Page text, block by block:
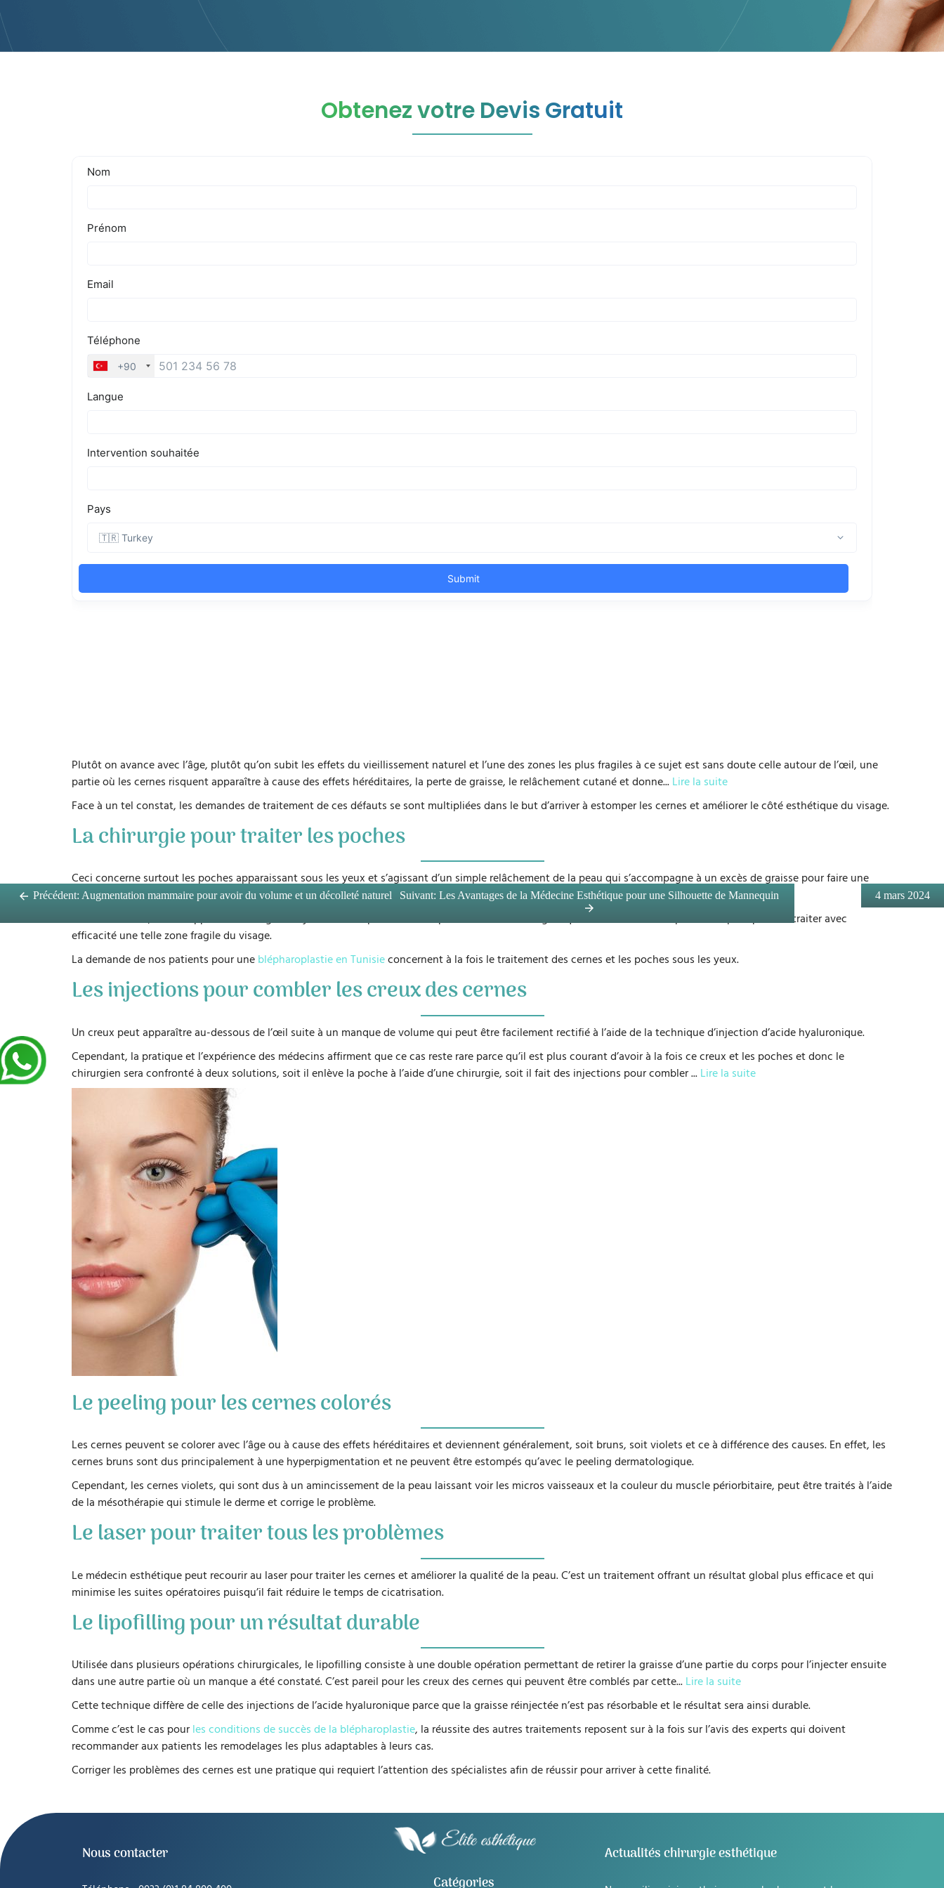
4 mars 2024
Précédent: Augmentation mammaire pour avoir du volume et un décolleté naturel Suivant: Les Avantages de la Médecine Esthétique pour une Silhouette de Mannequin
Obtenez votre Devis Gratuit
Plutôt on avance avec l’âge, plutôt qu’on subit les effets du vieillissement naturel et l’une des zones les plus fragiles à ce sujet est sans doute celle autour de l’œil, une
partie où les cernes risquent apparaître à cause des effets héréditaires, la perte de graisse, le relâchement cutané et donne... Lire la suite
Face à un tel constat, les demandes de traitement de ces défauts se sont multipliées dans le but d’arriver à estomper les cernes et améliorer le côté esthétique du visage.
La chirurgie pour traiter les poches
Ceci concerne surtout les poches apparaissant sous les yeux et s’agissant d’un simple relâchement de la peau qui s’accompagne à un excès de graisse pour faire une
ombre sur la paupière inférieure.
Pour les enlever, on fait appel à la chirurgie des yeux tout en prenant le temps de choisir le chirurgien qui devra être assez expérimenté pour pouvoir traiter avec
efficacité une telle zone fragile du visage.
La demande de nos patients pour une blépharoplastie en Tunisieconcernent à la fois le traitement des cernes et les poches sous les yeux.
Les injections pour combler les creux des cernes
Un creux peut apparaître au-dessous de l’œil suite à un manque de volume qui peut être facilement rectifié à l’aide de la technique d’injection d’acide hyaluronique.
Cependant, la pratique et l’expérience des médecins affirment que ce cas reste rare parce qu’il est plus courant d’avoir à la fois ce creux et les poches et donc le
chirurgien sera confronté à deux solutions, soit il enlève la poche à l’aide d’une chirurgie, soit il fait des injections pour combler... Lire la suite
Le peeling pour les cernes colorés
Les cernes peuvent se colorer avec l’âge ou à cause des effets héréditaires et deviennent généralement, soit bruns, soit violets et ce à différence des causes. En effet, les
cernes bruns sont dus principalement à une hyperpigmentation et ne peuvent être estompés qu’avec le peeling dermatologique.
Cependant, les cernes violets, qui sont dus à un amincissement de la peau laissant voir les micros vaisseaux et la couleur du muscle périorbitaire, peut être traités à l’aide
de la mésothérapie qui stimule le derme et corrige le problème.
Le laser pour traiter tous les problèmes
Le médecin esthétique peut recourir au laser pour traiter les cernes et améliorer la qualité de la peau. C’est un traitement offrant un résultat global plus efficace et qui
minimise les suites opératoires puisqu’il fait réduire le temps de cicatrisation.
Le lipofilling pour un résultat durable
Utilisée dans plusieurs opérations chirurgicales, le lipofilling consiste à une double opération permettant de retirer la graisse d’une partie du corps pour l’injecter ensuite
dans une autre partie où un manque a été constaté. C’est pareil pour les creux des cernes qui peuvent être comblés par cette... Lire la suite
Cette technique diffère de celle des injections de l’acide hyaluronique parce que la graisse réinjectée n’est pas résorbable et le résultat sera ainsi durable.
Comme c’est le cas pour les conditions de succès de la blépharoplastie, la réussite des autres traitements reposent sur à la fois sur l’avis des experts qui doivent
recommander aux patients les remodelages les plus adaptables à leurs cas.
Corriger les problèmes des cernes est une pratique qui requiert l’attention des spécialistes afin de réussir pour arriver à cette finalité.
Nous contacter
Catégories
Actualités chirurgie esthétique